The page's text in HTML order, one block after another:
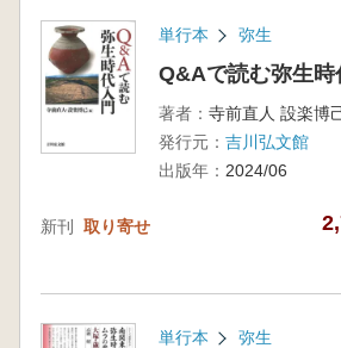
単行本 弥生
Q&Aで読む弥生時
著者： 寺前直人 設楽博
発行元： 吉川弘文館
出版年： 2024/06
新刊 取り寄せ
単行本 弥生